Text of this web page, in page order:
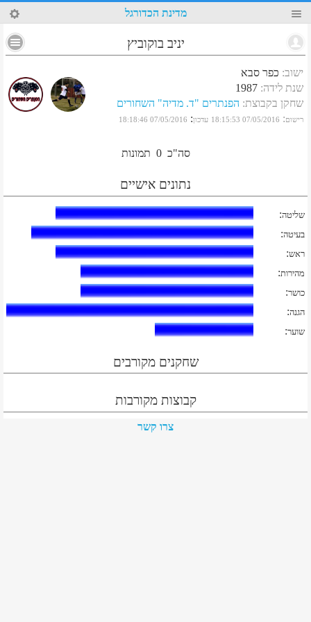
68 מדינת הכדורגל
יניב בוקוביץ
ישוב: כפר סבא
שנת לידה:
1987
שחקן בקבוצת: הפנתרים "ד. מדיה" השחורים
רישום:
07/05/2016 18:15:53 עדכון:
07/05/2016 18:18:46
סה"כ 0 תמונות
נתונים אישיים
שליטה:
בעיטה:
ראש:
מהירות:
כושר:
הגנה:
שוער:
שחקנים מקורבים
קבוצות מקורבות
צרו קשר